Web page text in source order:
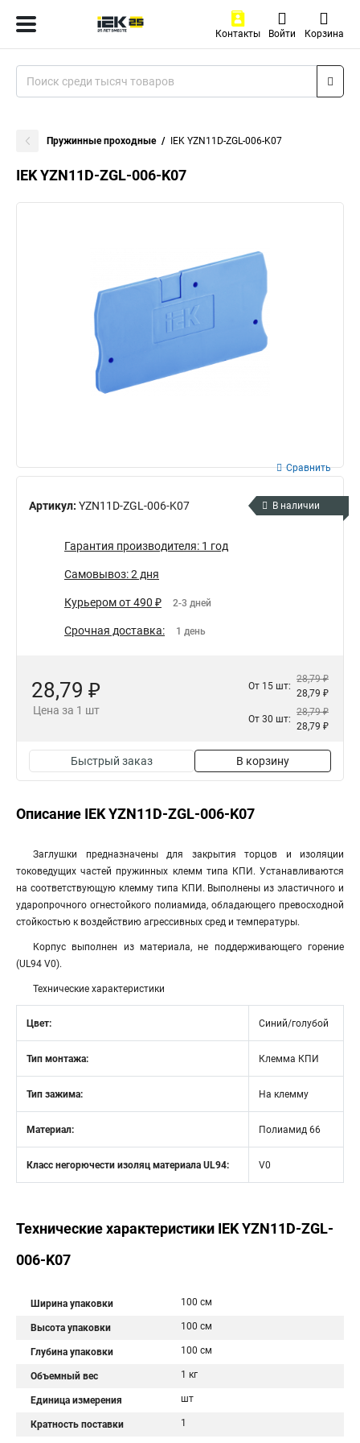
Контакты Войти Корзина
Пружинные проходные IEK YZN11D-ZGL-006-K07
IEK YZN11D-ZGL-006-K07
Артикул: YZN11D-ZGL-006-K07
Сравнить
В наличии
Гарантия производителя: 1 год
Самовывоз: 2 дня
Курьером от 490 ₽ 2-3 дней
Срочная доставка: 1 день
28,79 ₽
Цена за 1 шт
От 15 шт:
28,79 ₽
28,79 ₽
От 30 шт:
28,79 ₽
28,79 ₽
Быстрый заказ В корзину
Описание IEK YZN11D-ZGL-006-K07
Заглушки предназначены для закрытия торцов и изоляции
токоведущих частей пружинных клемм типа КПИ. Устанавливаются
на соответствующую клемму типа КПИ. Выполнены из эластичного и
ударопрочного огнестойкого полиамида, обладающего превосходной
стойкостью к воздействию агрессивных сред и температуры.
Корпус выполнен из материала, не поддерживающего горение
(UL94 V0).
Технические характеристики
Цвет: Синий/голубой
Тип монтажа: Клемма КПИ
Тип зажима: На клемму
Материал: Полиамид 66
Класс негорючести изоляц материала UL94: V0
Технические характеристики IEK YZN11D-ZGL-
006-K07
Ширина упаковки 100 см
Высота упаковки 100 см
Глубина упаковки 100 см
Объемный вес 1 кг
Единица измерения шт
Кратность поставки 1